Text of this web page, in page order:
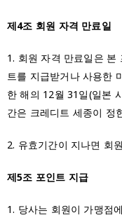
제4조 회원 자격 만료일
1. 회원 자격 만료일은 본
트를 지급받거나 사용한
한 해의 12월 31일(일본
간은 크레디트 세종이 정
2. 유효기간이 지나면 회
제5조 포인트 지급
1. 당사는 회원이 가맹점